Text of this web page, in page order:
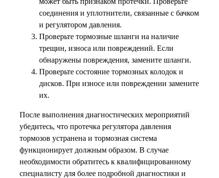
соединения и уплотнители, связанные с бачком
и регулятором давления.
Проверьте тормозные шланги на наличие
трещин, износа или повреждений. Если
обнаружены повреждения, замените шланги.
Проверьте состояние тормозных колодок и
дисков. При износе или повреждении замените
их.
После выполнения диагностических мероприятий
убедитесь, что протечка регулятора давления
тормозов устранена и тормозная система
функционирует должным образом. В случае
необходимости обратитесь к квалифицированному
специалисту для более подробной диагностики и